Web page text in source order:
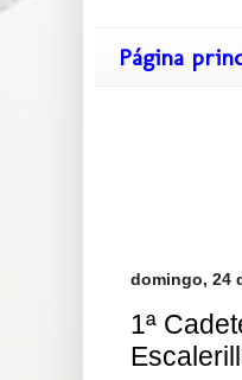
Página
domingo, 24
1ª